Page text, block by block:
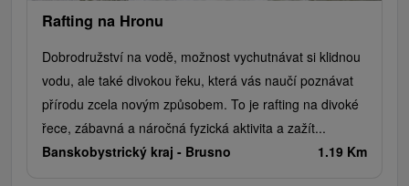
Rafting na Hronu
Dobrodružství na vodě, možnost vychutnávat si klidnou
vodu, ale také divokou řeku, která vás naučí poznávat
přírodu zcela novým způsobem. To je rafting na divoké
řece, zábavná a náročná fyzická aktivita a zažít...
Banskobystrický kraj - Brusno 1.19 Km